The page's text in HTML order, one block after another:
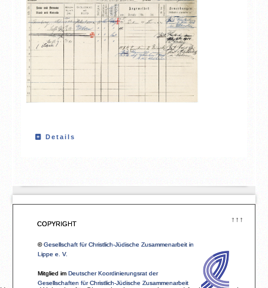
↑↑↑
COPYRIGHT
©Gesellschaft für Christlich-Jüdische Zusammenarbeit in
Lippe e. V.
Mitglied imDeutscher Koordinierungsrat der
Gesellschaften für Christlich-Jüdische Zusammenarbeit
Details